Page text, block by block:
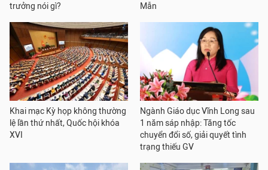
trưởng nói gì?
Mẫn
Khai mạc Kỳ họp không thường
lệ lần thứ nhất, Quốc hội khóa
XVI
Ngành Giáo dục Vĩnh Long sau
1 năm sáp nhập: Tăng tốc
chuyển đổi số, giải quyết tình
trạng thiếu GV